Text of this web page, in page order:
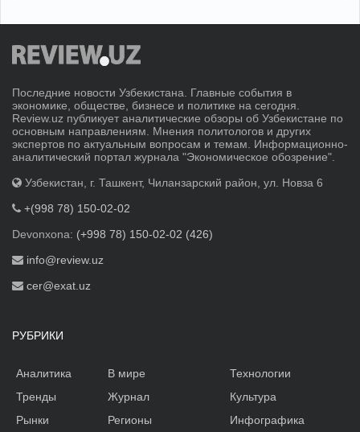
Последние новости Узбекистана. Главные события в
экономике, обществе, бизнесе и политике на сегодня.
Review.uz публикует аналитические обзоры об Узбекистане по
основным направлениям. Мнения политологов и других
экспертов по актуальным вопросам и темам. Информационно-
аналитический портал журнала "Экономическое обозрение".
Узбекистан, г. Ташкент, Чиланзарский район, ул. Новза 6
+(998 78) 150-02-02
Devonxona: (+998 78) 150-02-02 (426)
info@review.uz
cer@exat.uz
РУБРИКИ
Аналитика
Тренды
Рынки
В мире
Журнал
Регионы
Технологии
Культура
Инфографика